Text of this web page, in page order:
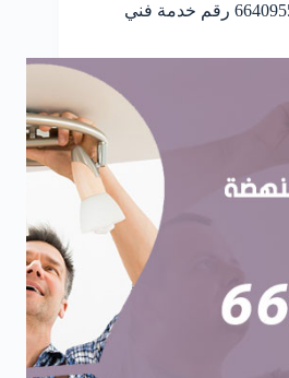
معلم كهربائي النهضة 66409555 رقم خدمة فني